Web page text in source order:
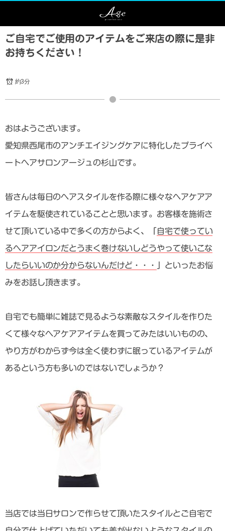
ご自宅でご使用のアイテムをご来店の際に是非
お持ちください！
約3分
おはようございます。
愛知県西尾市のアンチエイジングケアに特化したプライベ
ートヘアサロンアージュの杉山です。
皆さんは毎日のヘアスタイルを作る際に様々なヘアケアア
イテムを駆使されていることと思います。お客様を施術さ
せて頂いている中で多くの方からよく、「 自宅で使ってい
るヘアアイロンだとうまく巻けないしどうやって使いこな
したらいいのか分からないんだけど・・・ 」といったお悩
みをお話し頂きます。
自宅でも簡単に雑誌で見るような素敵なスタイルを作りた
くて様々なヘアケアアイテムを買ってみたはいいものの、
やり方がわからず今は全く使わずに眠っているアイテムが
あるという方も多いのではないでしょうか？
当店では当日サロンで作らせて頂いたスタイルとご自宅で